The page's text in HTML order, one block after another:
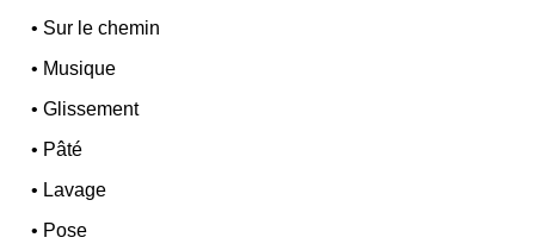
• Sur le chemin
• Musique
•Glissement
• Pâté
• Lavage
• Pose